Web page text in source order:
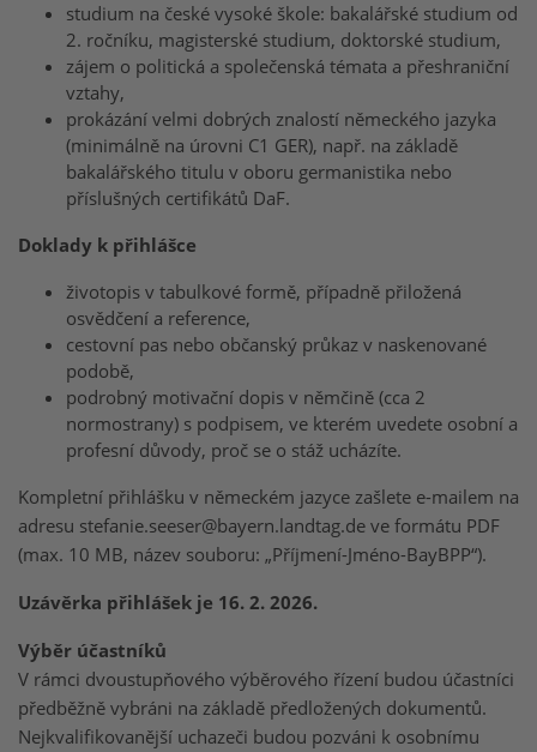
studium na české vysoké škole: bakalářské studium od
2. ročníku, magisterské studium, doktorské studium,
zájem o politická a společenská témata a přeshraniční
vztahy,
prokázání velmi dobrých znalostí německého jazyka
(minimálně na úrovni C1 GER), např. na základě
bakalářského titulu v oboru germanistika nebo
příslušných certifikátů DaF.
Doklady k přihlášce
životopis v tabulkové formě, případně přiložená
osvědčení a reference,
cestovní pas nebo občanský průkaz v naskenované
podobě,
podrobný motivační dopis v němčině (cca 2
normostrany) s podpisem, ve kterém uvedete osobní a
profesní důvody, proč se o stáž ucházíte.
Kompletní přihlášku v německém jazyce zašlete e-mailem na
adresu stefanie.seeser@bayern.landtag.de ve formátu PDF
(max. 10 MB, název souboru: „Příjmení-Jméno-BayBPP“).
Uzávěrka přihlášek je 16. 2. 2026.
Výběr účastníků
V rámci dvoustupňového výběrového řízení budou účastníci
předběžně vybráni na základě předložených dokumentů.
Nejkvalifikovanější uchazeči budou pozváni k osobnímu